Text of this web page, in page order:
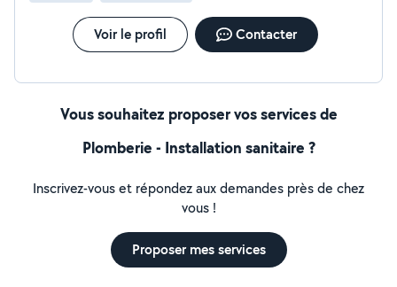
Voir le profil Contacter
Vous souhaitez proposer vos services de
Plomberie - Installation sanitaire ?
Inscrivez-vous et répondez aux demandes près de chez
vous !
Proposer mes services